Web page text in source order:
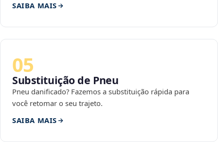
SAIBA MAIS
05
Substituição de Pneu
Pneu danificado? Fazemos a substituição rápida para
você retomar o seu trajeto.
SAIBA MAIS